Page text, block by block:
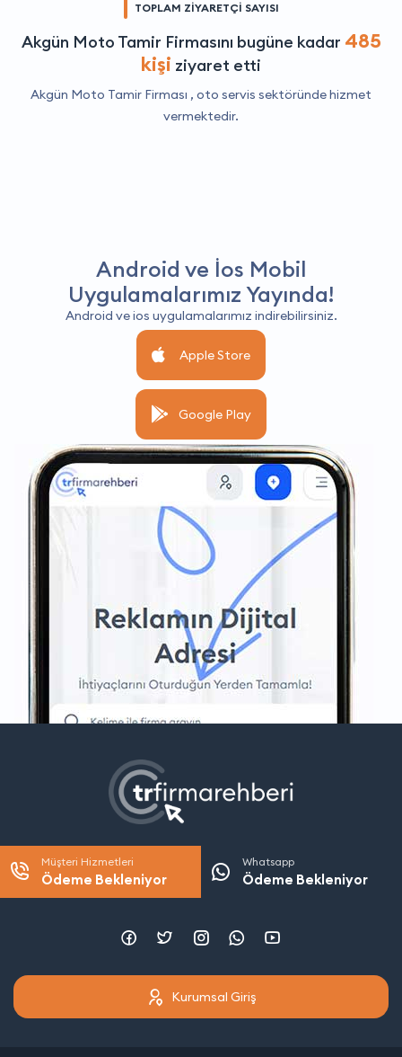
TOPLAM ZİYARETÇİ SAYISI
Akgün Moto Tamir Firmasını bugüne kadar 485
kişi ziyaret etti
Akgün Moto Tamir Firması , oto servis sektöründe hizmet
vermektedir.
Android ve İos Mobil
Uygulamalarımız Yayında!
Android ve ios uygulamalarımız indirebilirsiniz.
Apple Store
Google Play
Müşteri Hizmetleri
Ödeme Bekleniyor
Whatsapp
Ödeme Bekleniyor
Kurumsal Giriş